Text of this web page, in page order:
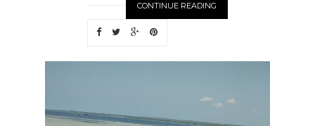
CONTINUE READING